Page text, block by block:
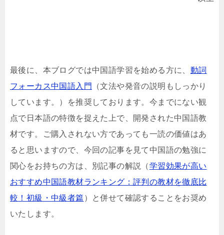
最後に、本ブログでは中国語学習を始める方に、 動詞
フォーカス中国語入門
（文法や発音の説明もしっかり
しています。）を推奨しております。今までにない観
点で日本語の特徴を捉えた上で、開発された中国語教
材です。ご購入されない方であっても一読の価値はあ
ると思いますので、今回の記事を見て中国語の勉強に
関心をお持ちの方は、別記事の解説（学習効果が高い
おすすめ中国語教材ランキング：評判の教材を徹底比
較！初級・中級者篇 ）と併せて確認することをお奨め
いたします。